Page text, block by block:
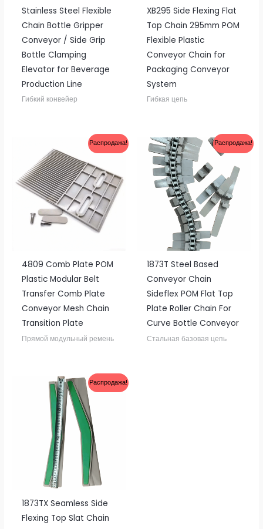
Stainless Steel Flexible
Chain Bottle Gripper
Conveyor / Side Grip
Bottle Clamping
Elevator for Beverage
Production Line
Гибкий конвейер
XB295 Side Flexing Flat
Top Chain 295mm POM
Flexible Plastic
Conveyor Chain for
Packaging Conveyor
System
Гибкая цепь
Распродажа!
4809 Comb Plate POM
Plastic Modular Belt
Transfer Comb Plate
Conveyor Mesh Chain
Transition Plate
Прямой модульный ремень
Распродажа!
1873T Steel Based
Conveyor Chain
Sideflex POM Flat Top
Plate Roller Chain For
Curve Bottle Conveyor
Стальная базовая цепь
Распродажа!
1873TX Seamless Side
Flexing Top Slat Chain